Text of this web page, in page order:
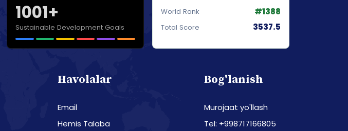
1001+
Sustainable Development Goals
World Rank #1388
Total Score 3537.5
Havolalar
Email
Hemis Talaba
Bog'lanish
Murojaat yo'llash
Tel: +998717166805